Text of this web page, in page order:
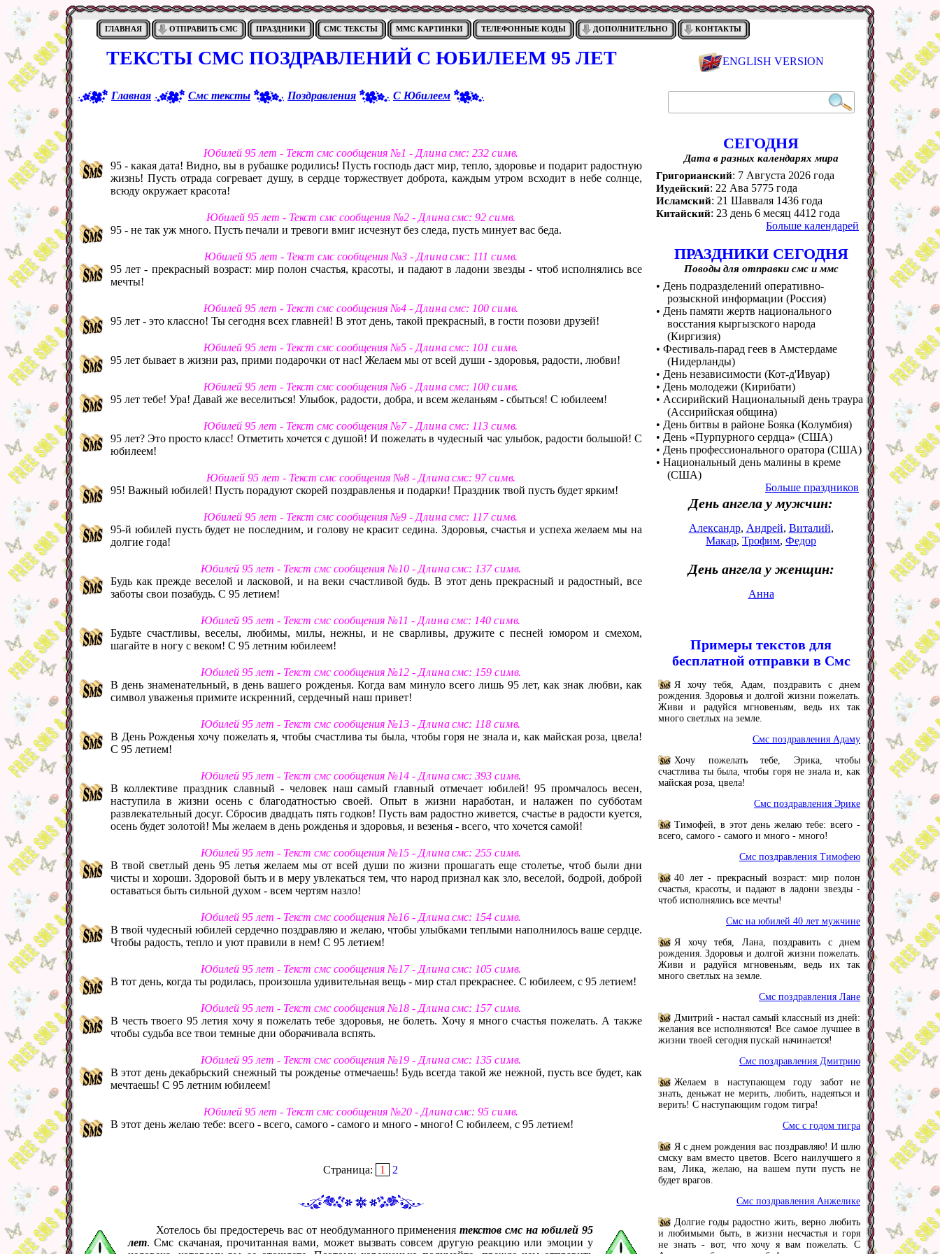
ГЛАВНАЯ ОТПРАВИТЬ СМС ПРАЗДНИКИ СМС ТЕКСТЫ ММС КАРТИНКИ ТЕЛЕФОННЫЕ КОДЫ ДОПОЛНИТЕЛЬНО КОНТАКТЫ
ТЕКСТЫ СМС ПОЗДРАВЛЕНИЙ С ЮБИЛЕЕМ 95 ЛЕТ
Главная Смс тексты Поздравления С Юбилеем
Юбилей 95 лет - Текст смс сообщения №1 - Д л и н асмс: 232 с и м в.
95 - какая дата! Видно, вы в рубашке родились! Пусть господь даст мир, тепло, здоровье и подарит радостную
жизнь! Пусть отрада согревает душу, в сердце торжествует доброта, каждым утром всходит в небе солнце,
всюду окружает красота!
Юбилей 95 лет - Текст смс сообщения №2 - Д л и н асмс: 92 с и м в.
95 - не так уж много. Пусть печали и тревоги вмиг исчезнут без следа, пусть минует вас беда.
Юбилей 95 лет - Текст смс сообщения №3 - Д л и н асмс: 111 с и м в.
95 лет - прекрасный возраст: мир полон счастья, красоты, и падают в ладони звезды - чтоб исполнялись все
мечты!
Юбилей 95 лет - Текст смс сообщения №4 - Д л и н асмс: 100 с и м в.
95 лет - это классно! Ты сегодня всех главней! В этот день, такой прекрасный, в гости позови друзей!
Юбилей 95 лет - Текст смс сообщения №5 - Д л и н асмс: 101 с и м в.
95 лет бывает в жизни раз, прими подарочки от нас! Желаем мы от всей души - здоровья, радости, любви!
Юбилей 95 лет - Текст смс сообщения №6 - Д л и н асмс: 100 с и м в.
95 лет тебе! Ура! Давай же веселиться! Улыбок, радости, добра, и всем желаньям - сбыться! С юбилеем!
Юбилей 95 лет - Текст смс сообщения №7 - Д л и н асмс: 113 с и м в.
95 лет? Это просто класс! Отметить хочется с душой! И пожелать в чудесный час улыбок, радости большой! С
юбилеем!
Юбилей 95 лет - Текст смс сообщения №8 - Д л и н асмс: 97с и м в.
95! Важный юбилей! Пусть порадуют скорей поздравленья и подарки! Праздник твой пусть будет ярким!
Юбилей 95 лет - Текст смс сообщения №9 - Д л и н асмс: 117с и м в.
95-й юбилей пусть будет не последним, и голову не красит седина. Здоровья, счастья и успеха желаем мы на
долгие года!
Юбилей 95 лет - Текст смс сообщения №10 - Д л и н асмс: 137с и м в.
Будь как прежде веселой и ласковой, и на веки счастливой будь. В этот день прекрасный и радостный, все
заботы свои позабудь. С 95 летием!
Юбилей 95 лет - Текст смс сообщения №11 - Д л и н асмс: 140 с и м в.
Будьте счастливы, веселы, любимы, милы, нежны, и не сварливы, дружите с песней юмором и смехом,
шагайте в ногу с веком! С 95 летним юбилеем!
Юбилей 95 лет - Текст смс сообщения №12 - Д л и н асмс: 159 с и м в.
В день знаменательный, в день вашего рожденья. Когда вам минуло всего лишь 95 лет, как знак любви, как
символ уваженья примите искренний, сердечный наш привет!
Юбилей 95 лет - Текст смс сообщения №13 - Д л и н асмс: 118 с и м в.
В День Рожденья хочу пожелать я, чтобы счастлива ты была, чтобы горя не знала и, как майская роза, цвела!
С 95 летием!
Юбилей 95 лет - Текст смс сообщения №14 - Д л и н асмс: 393 с и м в.
В коллективе праздник славный - человек наш самый главный отмечает юбилей! 95 промчалось весен,
наступила в жизни осень с благодатностью своей. Опыт в жизни наработан, и налажен по субботам
развлекательный досуг. Сбросив двадцать пять годков! Пусть вам радостно живется, счастье в радости куется,
осень будет золотой! Мы желаем в день рожденья и здоровья, и везенья - всего, что хочется самой!
Юбилей 95 лет - Текст смс сообщения №15 - Д л и н асмс: 255 с и м в.
В твой светлый день 95 летья желаем мы от всей души по жизни прошагать еще столетье, чтоб были дни
чисты и хороши. Здоровой быть и в меру увлекаться тем, что народ признал как зло, веселой, бодрой, доброй
оставаться быть сильной духом - всем чертям назло!
Юбилей 95 лет - Текст смс сообщения №16 - Д л и н асмс: 154 с и м в.
В твой чудесный юбилей сердечно поздравляю и желаю, чтобы улыбками теплыми наполнилось ваше сердце.
Чтобы радость, тепло и уют правили в нем! С 95 летием!
Юбилей 95 лет - Текст смс сообщения №17 - Д л и н асмс: 105 с и м в.
В тот день, когда ты родилась, произошла удивительная вещь - мир стал прекраснее. С юбилеем, с 95 летием!
Юбилей 95 лет - Текст смс сообщения №18 - Д л и н асмс: 157с и м в.
В честь твоего 95 летия хочу я пожелать тебе здоровья, не болеть. Хочу я много счастья пожелать. А также
чтобы судьба все твои темные дни оборачивала вспять.
Юбилей 95 лет - Текст смс сообщения №19 - Д л и н асмс: 135 с и м в.
В этот день декабрьский снежный ты рожденье отмечаешь! Будь всегда такой же нежной, пусть все будет, как
мечтаешь! С 95 летним юбилеем!
Юбилей 95 лет - Текст смс сообщения №20 - Д л и н асмс: 95 с и м в.
В этот день желаю тебе: всего - всего, самого - самого и много - много! С юбилеем, с 95 летием!
Страница: 1 2
Хотелось бы предостеречь вас от необдуманного применениятекстов смс на юбилей 95
лет. Смс скачаная, прочитанная вами, может вызвать совсем другую реакцию или эмоции у
ENGLISH VERSION
СЕГОДНЯ
Дата в разных календарях мира
Григорианский: 7 Августа 2026 года
Иудейский: 22 Ава 5775 года
Исламский: 21 Шавваля 1436 года
Китайский: 23 день 6 месяц 4412 года
Больше календарей
ПРАЗДНИКИ СЕГОДНЯ
Поводы для отправки смс и ммс
• День подразделений оперативно-
розыскной информации (Россия)
• День памяти жертв национального
восстания кыргызского народа
(Киргизия)
• Фестиваль-парад геев в Амстердаме
(Нидерланды)
• День независимости (Кот-д'Ивуар)
• День молодежи (Кирибати)
• Ассирийский Национальный день траура
(Ассирийская община)
• День битвы в районе Бояка (Колумбия)
• День «Пурпурного сердца» (США)
• День профессионального оратора (США)
• Национальный день малины в креме
(США)
Больше праздников
День ангела у мужчин:
Александр, Андрей, Виталий,
Макар, Трофим, Федор
День ангела у женщин:
Анна
Примеры текстов для
бесплатной отправки в Смс
Я хочу тебя, Адам, поздравить с днем
рождения. Здоровья и долгой жизни пожелать.
Живи и радуйся мгновеньям, ведь их так
много светлых на земле.
Смс поздравления Адаму
Хочу пожелать тебе, Эрика, чтобы
счастлива ты была, чтобы горя не знала и, как
майская роза, цвела!
Смс поздравления Эрике
Тимофей, в этот день желаю тебе: всего -
всего, самого - самого и много - много!
Смс поздравления Тимофею
40 лет - прекрасный возраст: мир полон
счастья, красоты, и падают в ладони звезды -
чтоб исполнялись все мечты!
Смс на юбилей 40 лет мужчине
Я хочу тебя, Лана, поздравить с днем
рождения. Здоровья и долгой жизни пожелать.
Живи и радуйся мгновеньям, ведь их так
много светлых на земле.
Смс поздравления Лане
Дмитрий - настал самый классный из дней:
желания все исполняются! Все самое лучшее в
жизни твоей сегодня пускай начинается!
Смс поздравления Дмитрию
Желаем в наступающем году забот не
знать, деньжат не мерить, любить, надеяться и
верить! С наступающим годом тигра!
Смс с годом тигра
Я с днем рождения вас поздравляю! И шлю
смску вам вместо цветов. Всего наилучшего я
вам, Лика, желаю, на вашем пути пусть не
будет врагов.
Смс поздравления Анжелике
Долгие годы радостно жить, верно любить
и любимыми быть, в жизни несчастья и горя
не знать - вот, что хочу я вам пожелать. С